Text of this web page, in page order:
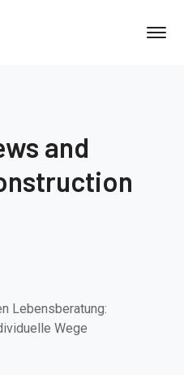
and
Lebensberatung:
Wege